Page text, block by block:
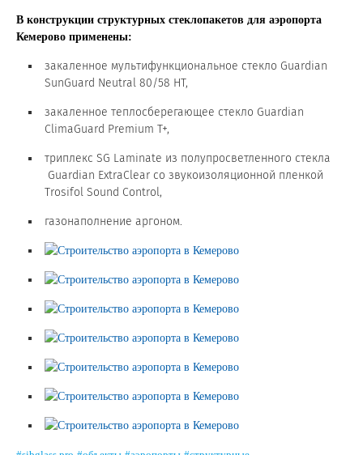
Сертификаты на продукцию Sibglass Pro
ГОСТы, ТУ и другая техническая документация
Проекты
Контакты
info@sibglass.ru
Личный кабинет
В конструкции структурных стеклопакетов для аэропорта
Кемерово применены:
закаленное мультифункциональное стекло Guardian
SunGuard Neutral 80/58 HT,
закаленное теплосберегающее стекло Guardian
ClimaGuard Premium T+,
триплекс SG Laminate из полупросветленного стекла
Guardian ExtraClear со звукоизоляционной пленкой
Trosifol Sound Control,
газонаполнение аргоном.